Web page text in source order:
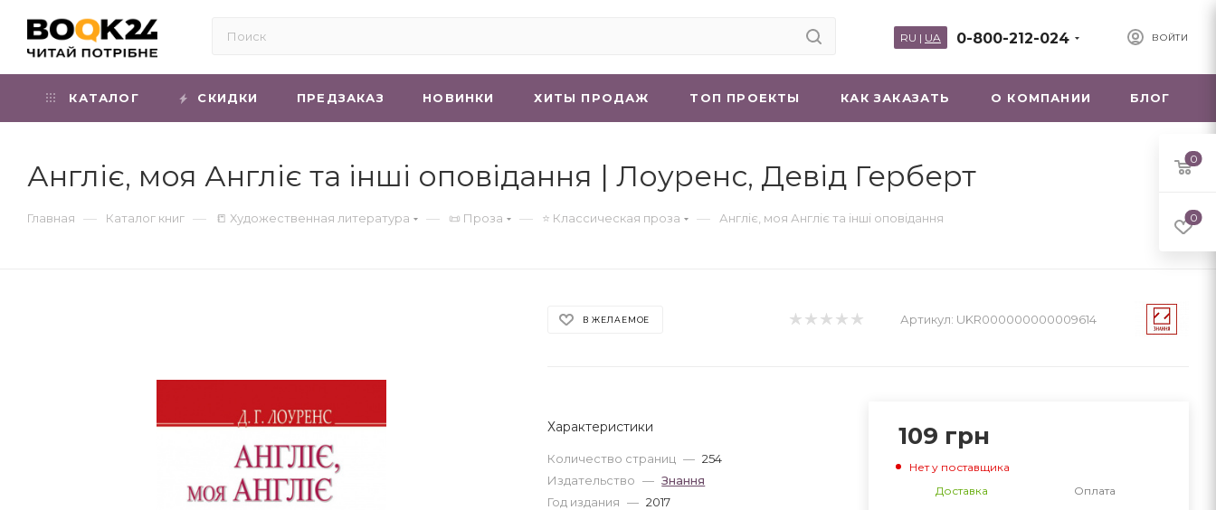
ВОЙТИ
0-800-212-024
RU | UA
КАТАЛОГ СКИДКИ ПРЕДЗАКАЗ НОВИНКИ ХИТЫ ПРОДАЖ ТОП ПРОЕКТЫ КАК ЗАКАЗАТЬ О КОМПАНИИ БЛОГ
Англіє, моя Англіє та інші оповідання | Лоуренс, Девід Герберт
Главная — Каталог книг — 📒 Художественная литература — 📜 Проза — ⭐ Классическая проза — Англіє, моя Англіє та інші оповідання
В ЖЕЛАЕМОЕ Артикул: UKR000000000009614
Характеристики
Количество страниц — 254
Издательство — Знання
Год издания — 2017
109 грн
Нет у поставщика
Доставка
Оплата
0
0